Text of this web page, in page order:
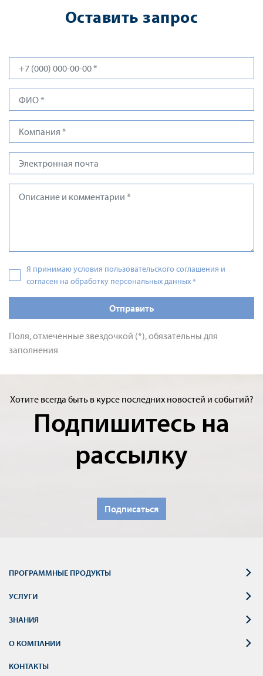
Оставить запрос
Я принимаю условия пользовательского соглашения и
согласен на обработку персональных данных*
Отправить
Поля, отмеченные звездочкой (*), обязательны для
заполнения
Хотите всегда быть в курсе последних новостей и событий?
Подпишитесь на
рассылку
Подписаться
ПРОГРАММНЫЕ ПРОДУКТЫ
УСЛУГИ
ЗНАНИЯ
О КОМПАНИИ
КОНТАКТЫ